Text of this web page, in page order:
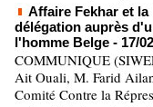
Affaire Fekhar et
délégation auprès
l'homme Belge - 17/
COMMUNIQUE
Ait Ouali, M. Farid
Comité Contre la